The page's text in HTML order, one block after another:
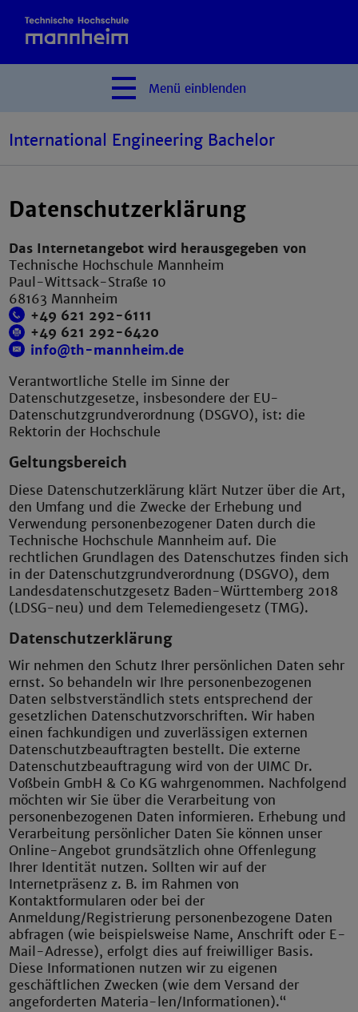
Menü einblenden
International Engineering Bachelor
Datenschutzerklärung
Das Internetangebot wird herausgegeben von
Technische Hochschule Mannheim
Paul-Wittsack-Straße 10
68163 Mannheim
+49 621 292-6111
+49 621 292-6420
info@th-mannheim.de
Verantwortliche Stelle im Sinne der
Datenschutzgesetze, insbesondere der EU-
Datenschutzgrundverordnung (DSGVO), ist: die
Rektorin der Hochschule
Geltungsbereich
Diese Datenschutzerklärung klärt Nutzer über die Art,
den Umfang und die Zwecke der Erhebung und
Verwendung personenbezogener Daten durch die
Technische Hochschule Mannheim auf. Die
rechtlichen Grundlagen des Datenschutzes finden sich
in der Datenschutzgrundverordnung (DSGVO), dem
Landesdatenschutzgesetz Baden-Württemberg 2018
(LDSG-neu) und dem Telemediengesetz (TMG).
Datenschutzerklärung
Wir nehmen den Schutz Ihrer persönlichen Daten sehr
ernst. So behandeln wir Ihre personenbezogenen
Daten selbstverständlich stets entsprechend der
gesetzlichen Datenschutzvorschriften. Wir haben
einen fachkundigen und zuverlässigen externen
Datenschutzbeauftragten bestellt. Die externe
Datenschutzbeauftragung wird von der UIMC Dr.
Voßbein GmbH & Co KG wahrgenommen. Nachfolgend
möchten wir Sie über die Verarbeitung von
personenbezogenen Daten informieren. Erhebung und
Verarbeitung persönlicher Daten Sie können unser
Online-Angebot grundsätzlich ohne Offenlegung
Ihrer Identität nutzen. Sollten wir auf der
Internetpräsenz z. B. im Rahmen von
Kontaktformularen oder bei der
Anmeldung/Registrierung personenbezogene Daten
abfragen (wie beispielsweise Name, Anschrift oder E-
Mail-Adresse), erfolgt dies auf freiwilliger Basis.
Diese Informationen nutzen wir zu eigenen
geschäftlichen Zwecken (wie dem Versand der
angeforderten Materia-len/Informationen).“